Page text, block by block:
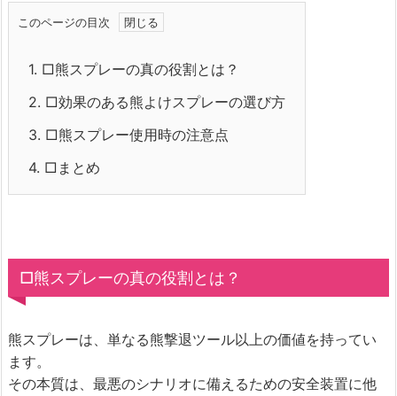
このページの目次
1. □熊スプレーの真の役割とは？
2. □効果のある熊よけスプレーの選び方
3. □熊スプレー使用時の注意点
4. □まとめ
□熊スプレーの真の役割とは？
熊スプレーは、単なる熊撃退ツール以上の価値を持ってい
ます。
その本質は、最悪のシナリオに備えるための安全装置に他